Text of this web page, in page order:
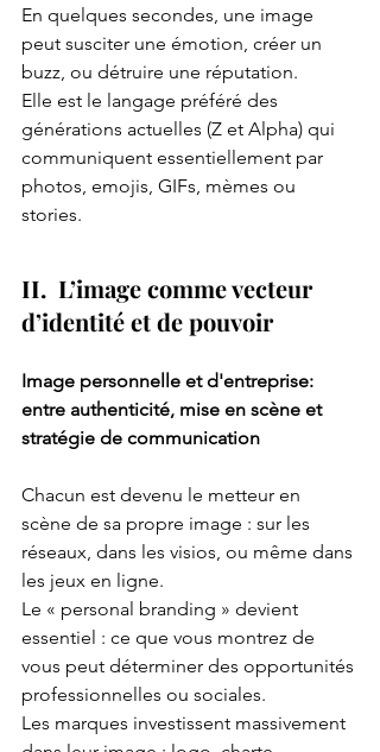
En quelques secondes, une image
peut susciter une émotion, créer un
buzz, ou détruire une réputation.
Elle est le langage préféré des
générations actuelles (Z et Alpha) qui
communiquent essentiellement par
photos, emojis, GIFs, mèmes ou
stories.
II.  L’image comme vecteur
d’identité et de pouvoir
Image personnelle et d'entreprise:
entre authenticité, mise en scène et
stratégie de communication
Chacun est devenu le metteur en
scène de sa propre image : sur les
réseaux, dans les visios, ou même dans
les jeux en ligne.
Le « personal branding » devient
essentiel : ce que vous montrez de
vous peut déterminer des opportunités
professionnelles ou sociales.
Les marques investissent massivement